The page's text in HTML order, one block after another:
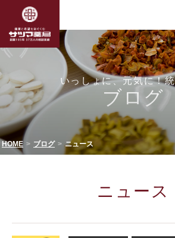
いっしょに、元気に！
ブログ
HOME ブログ ニュース
ニュース